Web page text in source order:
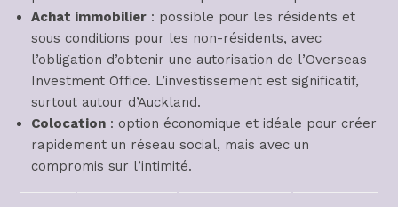
Achat immobilier : possible pour les résidents et
sous conditions pour les non-résidents, avec
l’obligation d’obtenir une autorisation de l’Overseas
Investment Office. L’investissement est significatif,
surtout autour d’Auckland.
Colocation : option économique et idéale pour créer
rapidement un réseau social, mais avec un
compromis sur l’intimité.